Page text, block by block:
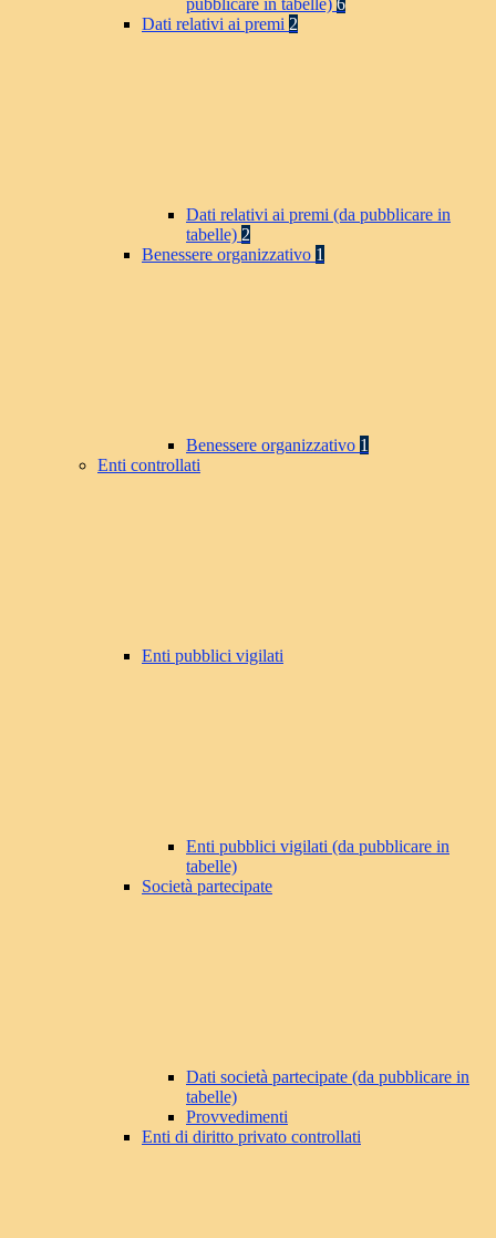
pubblicare in tabelle) 6
Dati relativi ai premi 2
Dati relativi ai premi (da pubblicare in
tabelle) 2
Benessere organizzativo 1
Benessere organizzativo 1
Enti controllati
Enti pubblici vigilati
Enti pubblici vigilati (da pubblicare in
tabelle)
Società partecipate
Dati società partecipate (da pubblicare in
tabelle)
Provvedimenti
Enti di diritto privato controllati